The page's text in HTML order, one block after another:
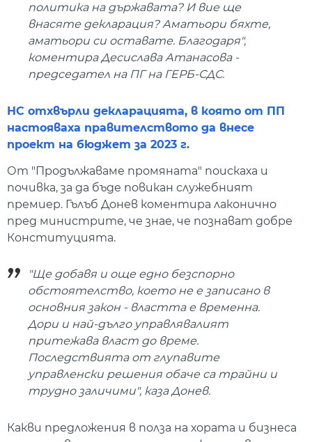
политика на държавата? И вие ще
внасяте декларация? Аматьори бяхте,
аматьори си оставате. Благодаря",
коментира Десислава Атанасова -
председател на ПГ на ГЕРБ-СДС.
НС отхвърли декларацията, в която от ПП
настояваха правителството да внесе
проект на бюджет за 2023 г.
От "Продължаваме промяната" поискаха и
почивка, за да бъде повикан служебният
премиер. Гълъб Донев коментира лаконично
пред министрите, че знае, че познават добре
Конституцията.
"Ще добавя и още едно безспорно
обстоятелство, което не е записано в
основния закон - властта е временна.
Дори и най-дълго управлявалият
притежава власт до време.
Последствията от глупавите
управленски решения обаче са трайни и
трудно заличими", каза Донев.
Какви предложения в полза на хората и бизнеса